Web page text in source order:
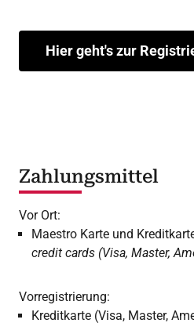
Hier geht's zur
Zahlungsmittel
Vor Ort:
Maestro Karte und
credit cards (Visa, Master,
Vorregistrierung:
Kreditkarte (Visa, Master,